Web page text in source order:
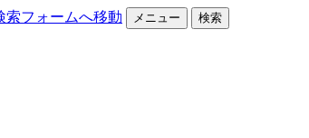
索フォームへ移動 メニュー 検索